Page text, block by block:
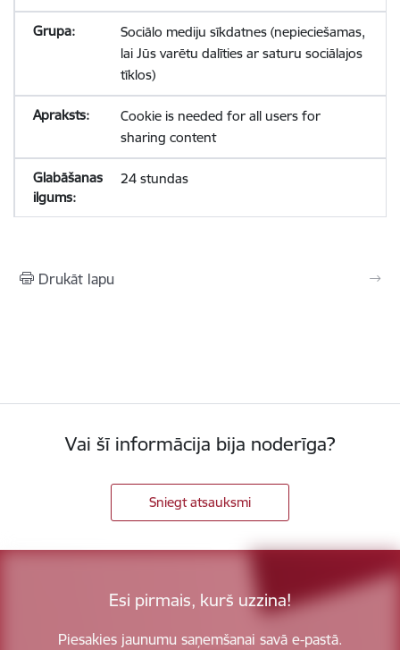
Sociālo mediju sīkdatnes (nepieciešamas,
lai Jūs varētu dalīties ar saturu sociālajos
tīklos)
Cookie is needed for all users for
sharing content
24 stundas
Drukāt lapu
Vai šī informācija bija noderīga?
Sniegt atsauksmi
Esi pirmais, kurš uzzina!
Piesakies jaunumu saņemšanai savā e-pastā.